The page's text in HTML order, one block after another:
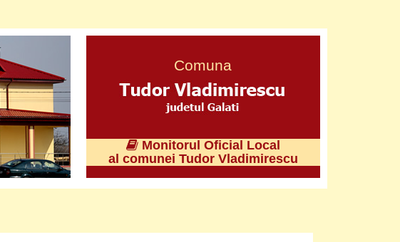
Comuna
Monitorul Oficial Local
al comunei Tudor Vladimirescu